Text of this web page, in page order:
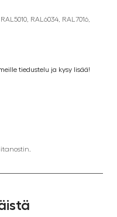
RAL5010, RAL6034, RAL7016,
tiedustelu ja kysy lisää!